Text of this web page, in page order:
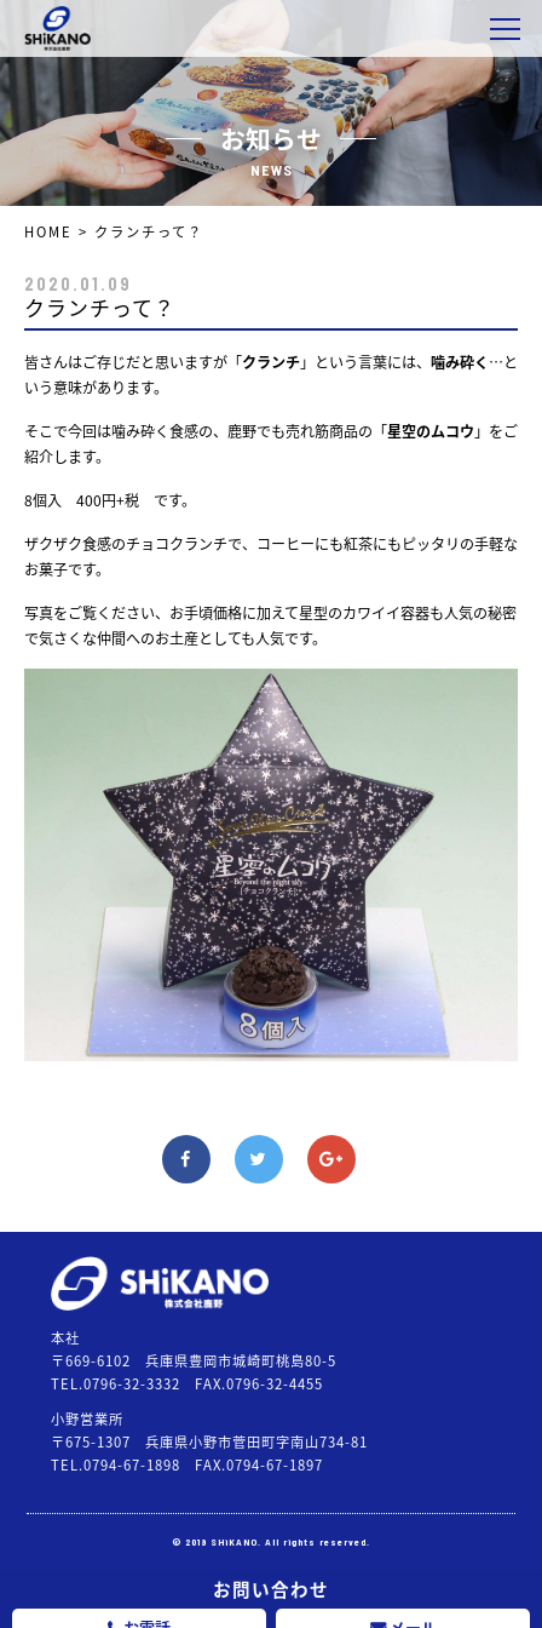
お知らせ
NEWS
HOME > クランチって？
2020.01.09
クランチって？
皆さんはご存じだと思いますが「クランチ」という言葉には、 噛み砕く …と
いう意味があります。
そこで今回は噛み砕く食感の、鹿野でも売れ筋商品の「星空のムコウ 」をご
紹介します。
8個入 400円+税 です。
ザクザク食感のチョコクランチで、コーヒーにも紅茶にもピッタリの手軽な
お菓子です。
写真をご覧ください、お手頃価格に加えて星型のカワイイ容器も人気の秘密
で気さくな仲間へのお土産としても人気です。
本社
〒669-6102 兵庫県豊岡市城崎町桃島80-5
TEL.0796-32-3332 FAX.0796-32-4455
小野営業所
〒675-1307 兵庫県小野市菅田町字南山734-81
TEL.0794-67-1898 FAX.0794-67-1897
© 2019 SHiKANO. All rights reserved.
お問い合わせ